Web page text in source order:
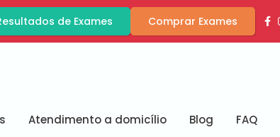
de Exames Comprar Exames
Atendimento a domicílio Blog FAQ